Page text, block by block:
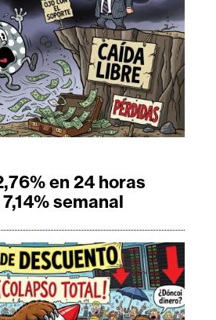
en 24 horas
semanal